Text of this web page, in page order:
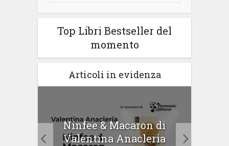
Top Libri Bestseller del
momento
Articoli in evidenza
Ninfee & Macaron di
Valentina Anacleria